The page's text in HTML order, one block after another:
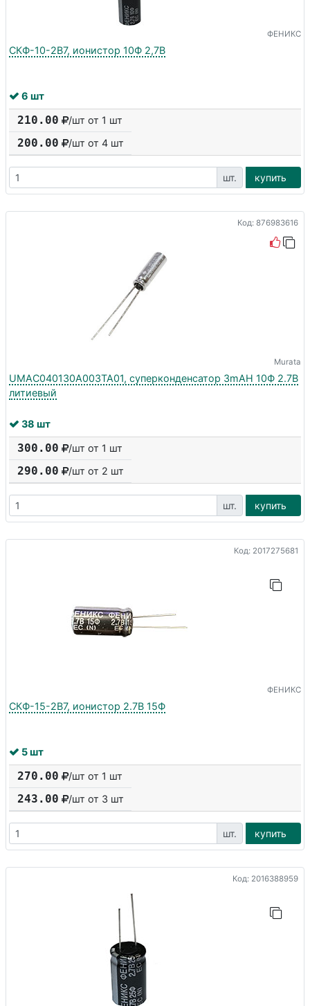
ФЕНИКС
СКФ-10-2В7, ионистор 10Ф 2,7В
6 шт
210.00 /шт от 1 шт
200.00 /шт от 4 шт
шт. купить
Код: 876983616
Murata
UMAC040130A003TA01, суперконденсатор 3mAH 10Ф 2.7В
литиевый
38 шт
300.00 /шт от 1 шт
290.00 /шт от 2 шт
шт. купить
Код: 2017275681
ФЕНИКС
СКФ-15-2В7, ионистор 2.7В 15Ф
5 шт
270.00 /шт от 1 шт
243.00 /шт от 3 шт
шт. купить
Код: 2016388959